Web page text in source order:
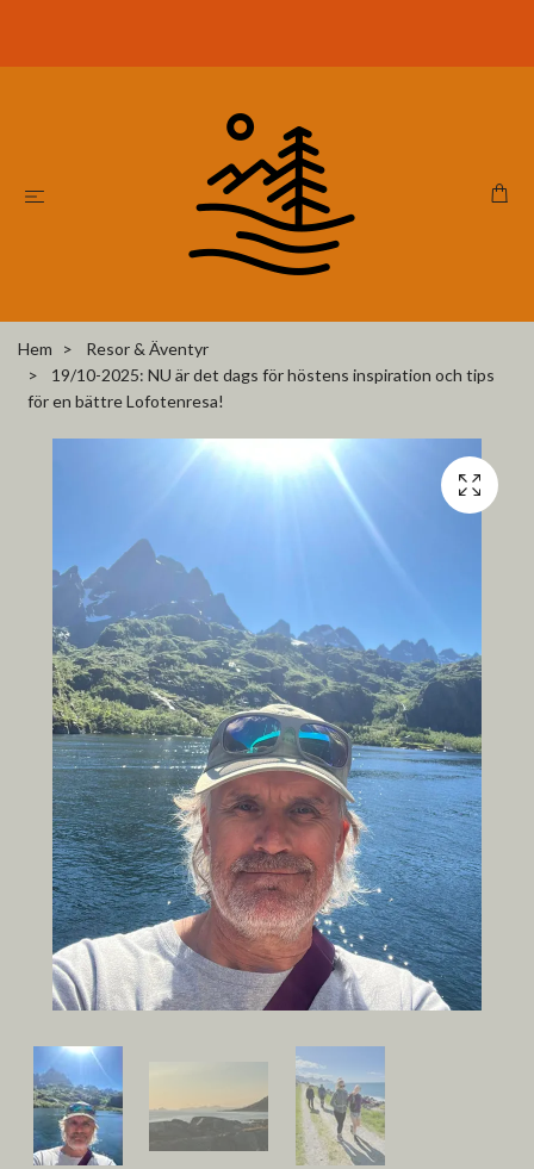
Hem
Resor & Äventyr
19/10-2025: NU är det dags för höstens inspiration och tips
för en bättre Lofotenresa!